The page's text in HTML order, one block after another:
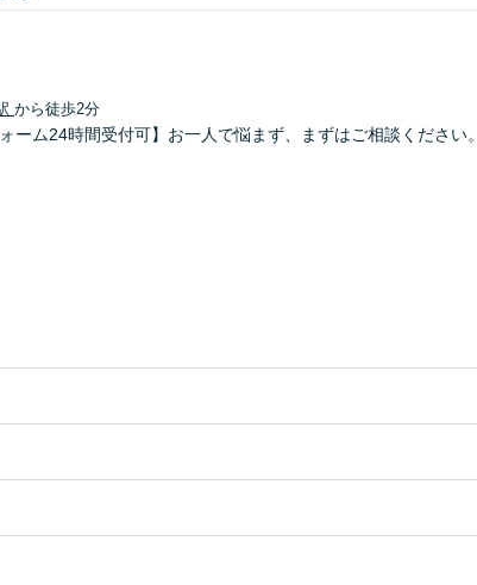
から徒歩2分
ーム24時間受付可】お一人で悩まず、まずはご相談ください